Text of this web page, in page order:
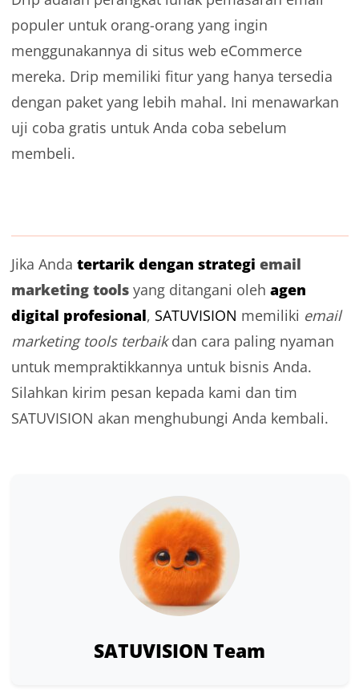
populer untuk orang-orang yang ingin
menggunakannya di situs web eCommerce
mereka. Drip memiliki fitur yang hanya tersedia
dengan paket yang lebih mahal. Ini menawarkan
uji coba gratis untuk Anda coba sebelum
membeli.
Jika Anda tertarik dengan strategi email
marketing toolsyang ditangani oleh agen
digital profesional, SATUVISION memiliki email
marketing tools terbaikdan cara paling nyaman
untuk mempraktikkannya untuk bisnis Anda.
Silahkan kirim pesan kepada kami dan tim
SATUVISION akan menghubungi Anda kembali.
SATUVISION Team